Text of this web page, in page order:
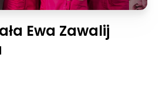
Ewa Zawalij